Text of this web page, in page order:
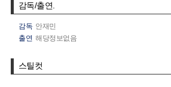
감독/출연.
감독 안재민
출연 해당정보없음
스틸컷